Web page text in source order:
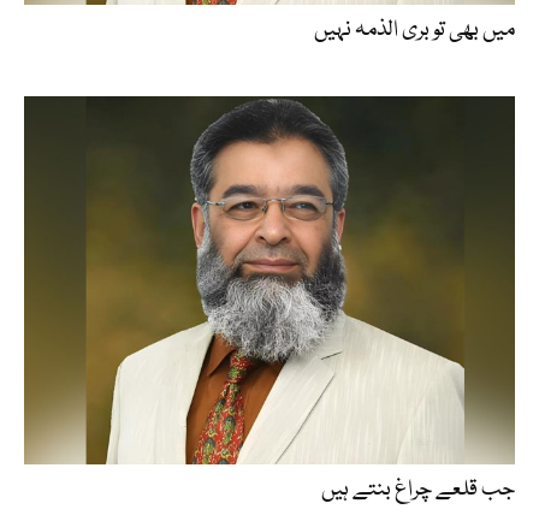
میں بھی تو بری الذمہ نہیں
جب قلعے چراغ بنتے ہیں